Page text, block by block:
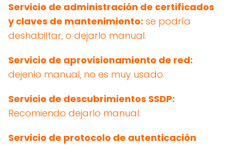
Servicio de administración de certificados
y claves de mantenimiento: se podría
deshabiltar, o dejarlo manual.
Servicio de aprovisionamiento de red:
dejenlo manual, no es muy usado.
Servicio de descubrimientos SSDP:
Recomiendo dejarlo manual.
Servicio de protocolo de autenticación